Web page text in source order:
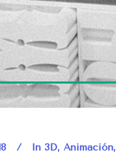
In 3D, Animación,